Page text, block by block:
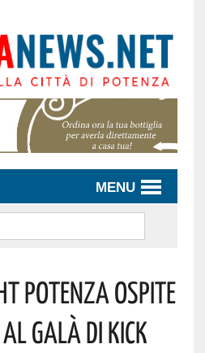
MENU
POTENZA OSPITE
GALÀ DI KICK